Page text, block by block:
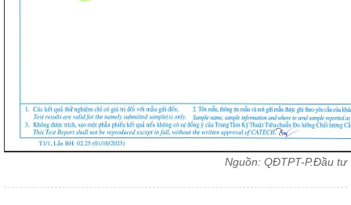
Nguồn: QĐTPT-P.Đầu tư